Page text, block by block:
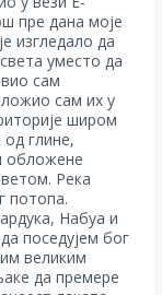
пре дана моје
изгледало да
уместо да
сам
сам их у
широм
глине,
обложене
Река
потопа.
Набуа и
поседујем бог
великим
да премере